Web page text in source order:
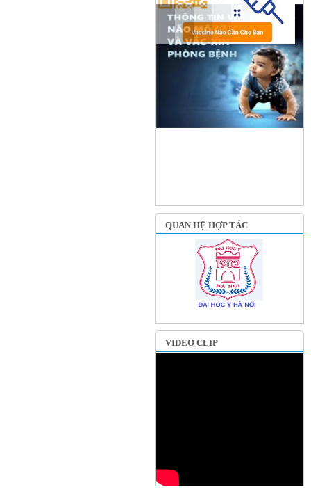
QUAN HỆ HỢP TÁC
VIDEO CLIP